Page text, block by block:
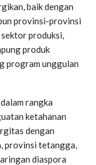
baik dengan
provinsi-provinsi
produksi,
produk
program unggulan
rangka
ketahanan
dengan
provinsi tetangga,
diaspora